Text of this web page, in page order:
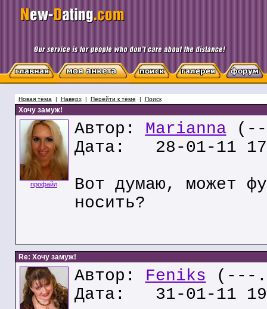
Новая тема | Наверх| Перейти к теме | Поиск
Хочу замуж!
профайл
Автор: Marianna
Дата: 28-01-11
Вот думаю, может
носить?
Re: Хочу замуж!
Автор: Feniks (---
Дата: 31-01-11